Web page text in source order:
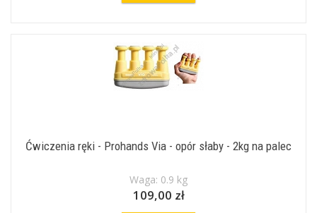
Ćwiczenia ręki - Prohands Via - opór słaby - 2kg na palec
Waga: 0.9 kg
109,00 zł